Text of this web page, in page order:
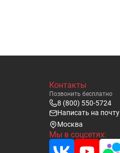
Контакты
Позвонить бесплатно
8 (800) 550-5724
Написать на почту
Москва
Мы в соцсетях: